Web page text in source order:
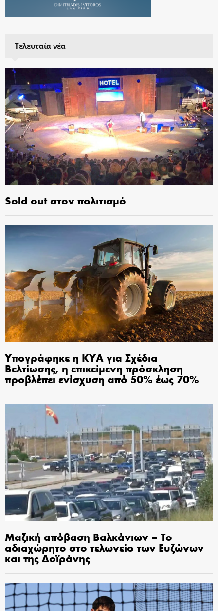
Τελευταία νέα
Sold out στον πολιτισμό
Υπογράφηκε η ΚΥΑ για Σχέδια
Βελτίωσης, η επικείμενη πρόσκληση
προβλέπει ενίσχυση από 50% έως 70%
Μαζική απόβαση Βαλκάνιων – Το
αδιαχώρητο στο τελωνείο των Ευζώνων
και της Δοϊράνης